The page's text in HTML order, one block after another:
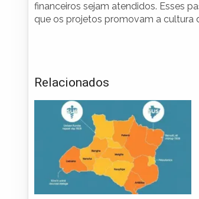
financeiros sejam atendidos. Esses
que os projetos promovam a cultura
Relacionados